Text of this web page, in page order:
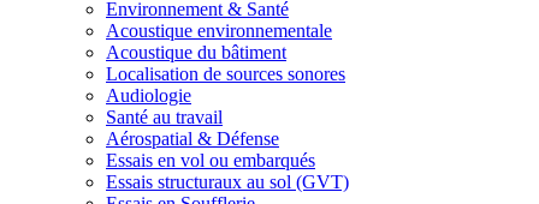
Environnement & Santé
Acoustique environnementale
Acoustique du bâtiment
Localisation de sources sonores
Audiologie
Santé au travail
Aérospatial & Défense
Essais en vol ou embarqués
Essais structuraux au sol (GVT)